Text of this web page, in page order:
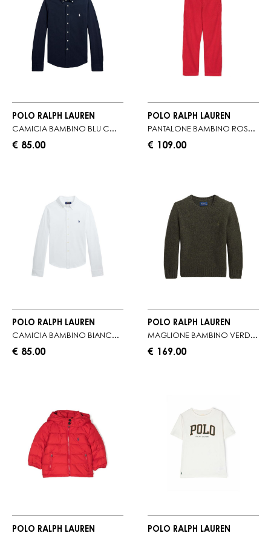
POLO RALPH LAUREN
CAMICIA BAMBINO BLU CON BOTTONI SUL COLLETTO
€ 85.00
POLO RALPH LAUREN
PANTALONE BAMBINO ROSSO A COSTE
€ 109.00
POLO RALPH LAUREN
CAMICIA BAMBINO BIANCO CON BOTTONI SUL COLLETTO
€ 85.00
POLO RALPH LAUREN
MAGLIONE BAMBINO VERDE IN LANA LAVORATA A MAGLIA
€ 169.00
POLO RALPH LAUREN POLO RALPH LAUREN